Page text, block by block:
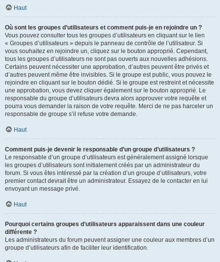
Haut
Où sont les groupes d’utilisateurs et comment puis-je en rejoindre un ?
Vous pouvez consulter tous les groupes d’utilisateurs en cliquant sur le lien
« Groupes d’utilisateurs » depuis le panneau de contrôle de l’utilisateur. Si
vous souhaitez en rejoindre un, cliquez sur le bouton approprié. Cependant,
tous les groupes d’utilisateurs ne sont pas ouverts aux nouvelles adhésions.
Certains peuvent nécessiter une approbation, d’autres peuvent être privés et
d’autres peuvent même être invisibles. Si le groupe est public, vous pouvez le
rejoindre en cliquant sur le bouton dédié. Si le groupe est restreint et nécessite
une approbation, vous devez cliquer également sur le bouton approprié. Le
responsable du groupe d’utilisateurs devra alors approuver votre requête et
pourra vous demander la raison de votre requête. Merci de ne pas harceler un
responsable de groupe s’il refuse votre demande.
Haut
Comment puis-je devenir le responsable d’un groupe d’utilisateurs ?
Le responsable d’un groupe d’utilisateurs est généralement assigné lorsque
les groupes d’utilisateurs sont initialement créés par un administrateur du
forum. Si vous êtes intéressé par la création d’un groupe d’utilisateurs, votre
premier contact devrait être un administrateur. Essayez de le contacter en lui
envoyant un message privé.
Haut
Pourquoi certains groupes d’utilisateurs apparaissent dans une couleur
différente ?
Les administrateurs du forum peuvent assigner une couleur aux membres d’un
groupe d’utilisateurs afin de faciliter leur identification.